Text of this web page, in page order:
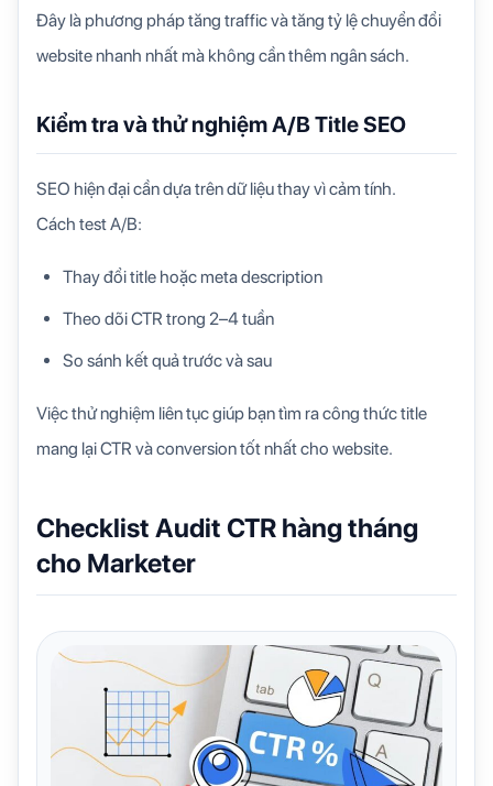
Đây là phương pháp tăng traffic và tăng tỷ lệ chuyển đổi
website nhanh nhất mà không cần thêm ngân sách.
Kiểm tra và thử nghiệm A/B Title SEO
SEO hiện đại cần dựa trên dữ liệu thay vì cảm tính.
Cách test A/B:
Thay đổi title hoặc meta description
Theo dõi CTR trong 2–4 tuần
So sánh kết quả trước và sau
Việc thử nghiệm liên tục giúp bạn tìm ra công thức title
mang lại CTR và conversion tốt nhất cho website.
Checklist Audit CTR hàng tháng
cho Marketer